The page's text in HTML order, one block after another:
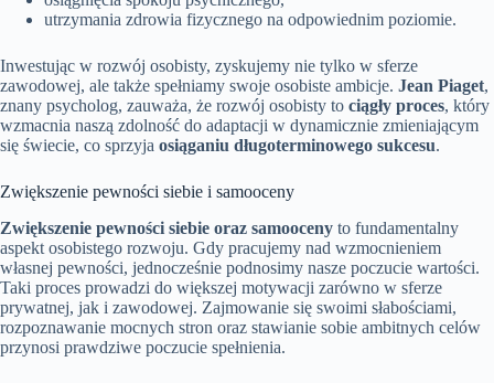
utrzymania zdrowia fizycznego na odpowiednim poziomie.
Inwestując w rozwój osobisty, zyskujemy nie tylko w sferze
zawodowej, ale także spełniamy swoje osobiste ambicje. Jean Piaget,
znany psycholog, zauważa, że rozwój osobisty to ciągły proces, który
wzmacnia naszą zdolność do adaptacji w dynamicznie zmieniającym
się świecie, co sprzyja osiąganiu długoterminowego sukcesu.
Zwiększenie pewności siebie i samooceny
Zwiększenie pewności siebie oraz samooceny to fundamentalny
aspekt osobistego rozwoju. Gdy pracujemy nad wzmocnieniem
własnej pewności, jednocześnie podnosimy nasze poczucie wartości.
Taki proces prowadzi do większej motywacji zarówno w sferze
prywatnej, jak i zawodowej. Zajmowanie się swoimi słabościami,
rozpoznawanie mocnych stron oraz stawianie sobie ambitnych celów
przynosi prawdziwe poczucie spełnienia.